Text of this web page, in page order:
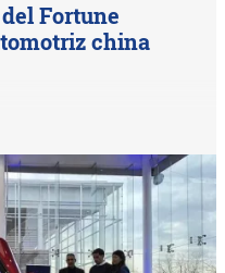
Fortune
china